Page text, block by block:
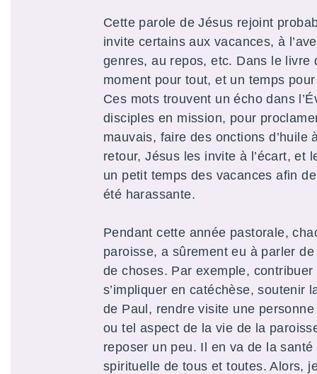
Cette parole de Jésus rejoint
invite certains aux vacances, à
genres, au repos, etc. Dans le livre
moment pour tout, et un temps
Ces mots trouvent un écho dans
disciples en mission, pour
mauvais, faire des onctions
retour, Jésus les invite à l’écart, et
un petit temps des vacances afin
été harassante.
Pendant cette année pastorale,
paroisse, a sûrement eu à parler
de choses. Par exemple,
s’impliquer en catéchèse, soutenir
de Paul, rendre visite une
ou tel aspect de la vie de la
reposer un peu. Il en va de la
spirituelle de tous et toutes. Alors,